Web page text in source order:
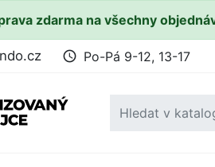
zdarma na všechny
access_time Po-Pá 9-12, 13-17